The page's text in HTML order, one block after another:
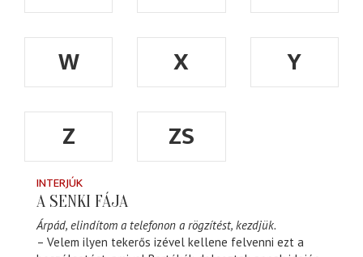
W
X
Y
Z
ZS
INTERJÚK
A SENKI FÁJA
Árpád, elindítom a telefonon a rögzítést, kezdjük.
– Velem ilyen tekerős izével kellene felvenni ezt a